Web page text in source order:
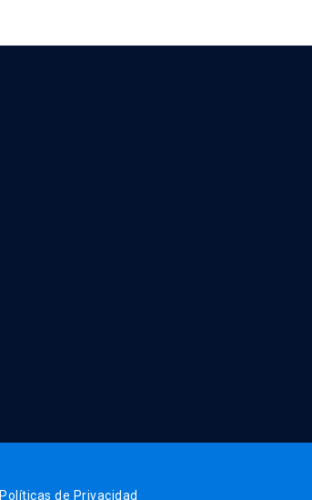
Políticas de Privacidad